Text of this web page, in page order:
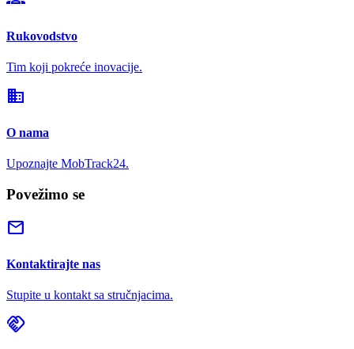
Rukovodstvo
Tim koji pokreće inovacije.
domain
O nama
Upoznajte MobTrack24.
Povežimo se
mail
Kontaktirajte nas
Stupite u kontakt sa stručnjacima.
handshake